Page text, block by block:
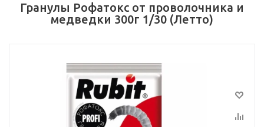
Гранулы Рофатокс от проволочника и
медведки 300г 1/30 (Летто)